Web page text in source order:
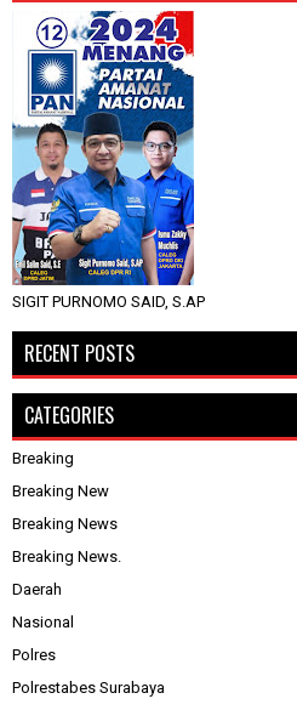
SIGIT PURNOMO SAID, S.AP
RECENT POSTS
CATEGORIES
Breaking
Breaking New
Breaking News
Breaking News.
Daerah
Nasional
Polres
Polrestabes Surabaya